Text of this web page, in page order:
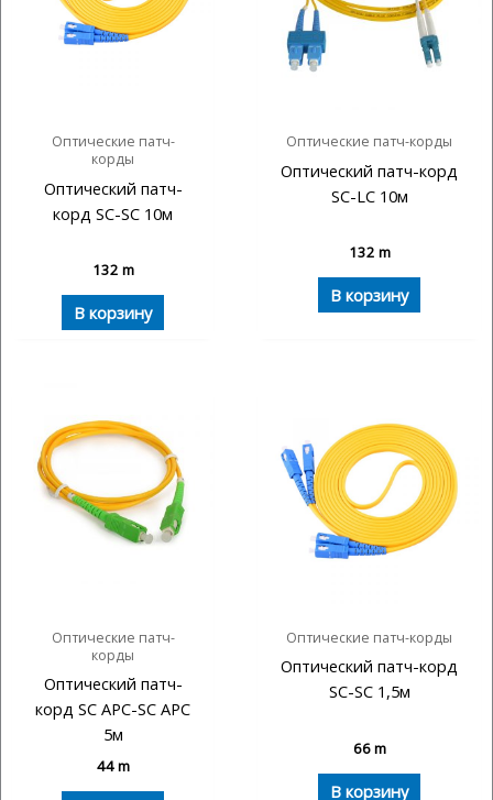
Оптические патч-
корды
Оптический патч-
корд SC-SC 10м
132 m
В корзину
Оптические патч-корды
Оптический патч-корд
SC-LC 10м
132 m
В корзину
Оптические патч-
корды
Оптический патч-
корд SC APC-SC APC
5м
44m
Оптические патч-корды
Оптический патч-корд
SC-SC 1,5м
66m
В корзину